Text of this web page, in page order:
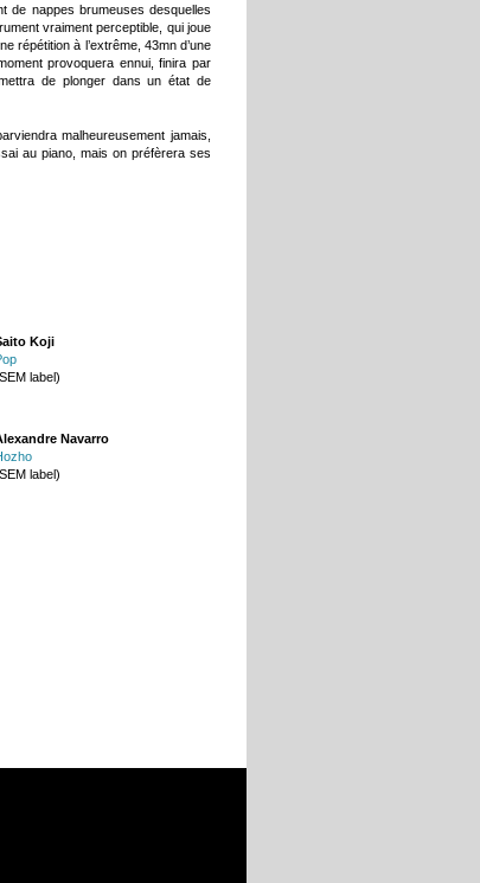
de nappes brumeuses desquelles
vraiment perceptible, qui joue
répétition à l’extrême, 43mn d’une
provoquera ennui, finira par
de plonger dans un état de
malheureusement jamais,
au piano, mais on préfèrera ses
Koji
label)
Navarro
label)